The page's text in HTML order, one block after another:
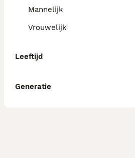
Mannelijk
Vrouwelijk
Leeftijd
Generatie